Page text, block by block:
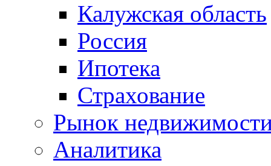
Калужская область
Россия
Ипотека
Страхование
Рынок
Аналитика